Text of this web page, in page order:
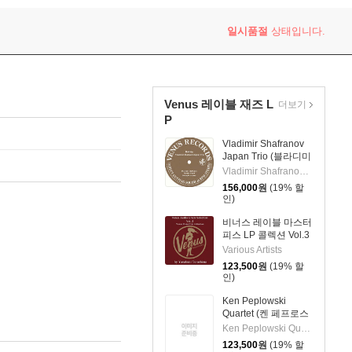
일시품절 상태입니다.
Venus 레이블 재즈 L
P
Vladimir Shafranov
Japan Trio (블라디미
르 샤프라노프 재팬
트리오) - Bolivia
[2LP]
Vladimir Shafranov Japan Trio
156,000원 (19% 할
인)
비너스 레이블 마스터
피스 LP 콜렉션 Vol.3
(Venus Audio Grade
Records Selection
Vol. 3 by Yasukuni
Terashima) [2LP]
Various Artists
123,500원 (19% 할
인)
Ken Peplowski
Quartet (켄 페프로스
키 쿼텟) - Petite Fleur
[2LP]
Ken Peplowski Quartet
123,500원 (19% 할
더보기